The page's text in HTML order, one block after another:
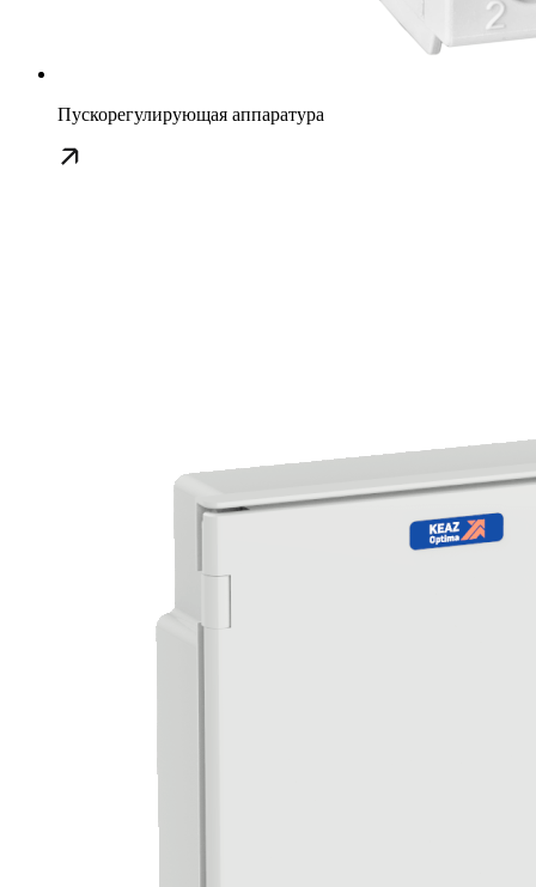
Пускорегулирующая аппаратура